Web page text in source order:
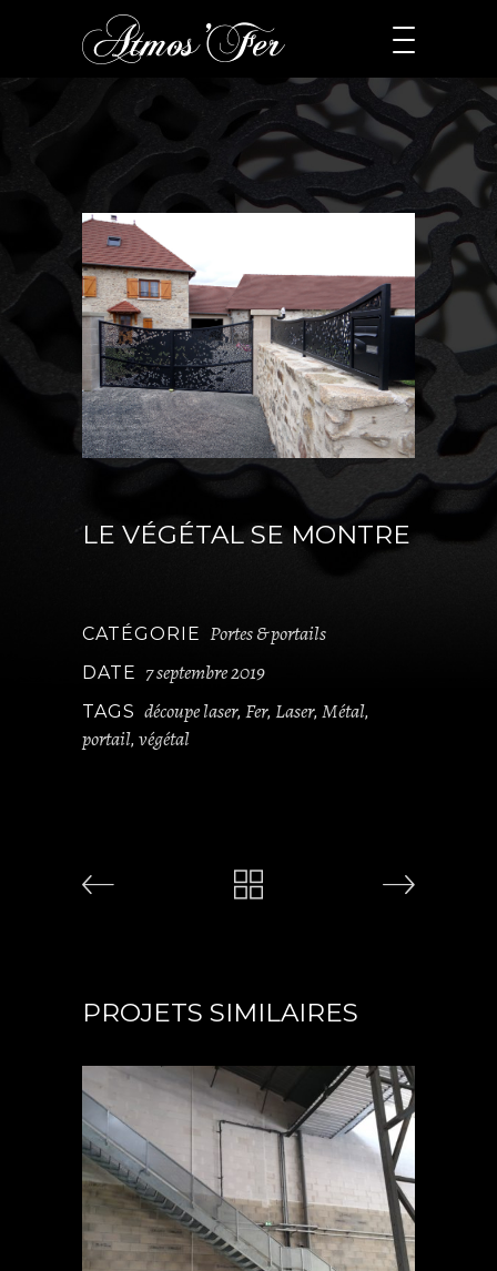
LE VÉGÉTAL SE MONTRE
CATÉGORIE Portes & portails
DATE 7 septembre 2019
TAGS découpe laser, Fer, Laser, Métal,
portail, végétal
PROJETS SIMILAIRES